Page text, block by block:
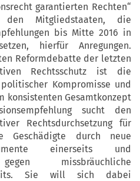
garantierten Rechten“
Mitgliedstaaten, die
bis Mitte 2016 in
hierfür Anregungen.
Reformdebatte der letzten
Rechtsschutz ist die
Kompromisse und
konsistenten Gesamtkonzept
sucht den
Rechtsdurchsetzung für
Geschädigte durch neue
einerseits und
missbräuchliche
Sie will sich dabei